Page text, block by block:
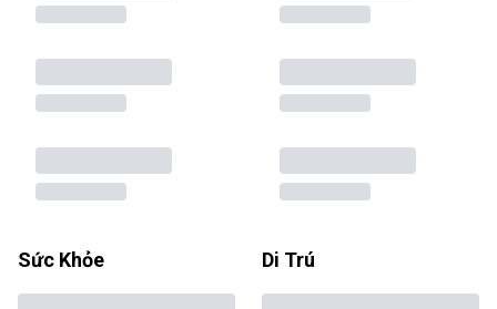
Sức Khỏe Di Trú